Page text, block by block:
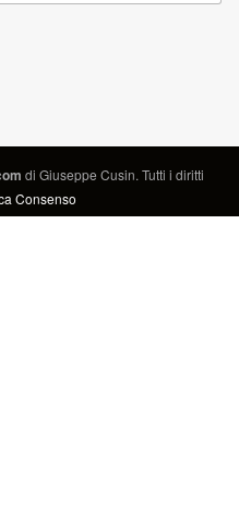
di Giuseppe Cusin. Tutti i diritti
Consenso